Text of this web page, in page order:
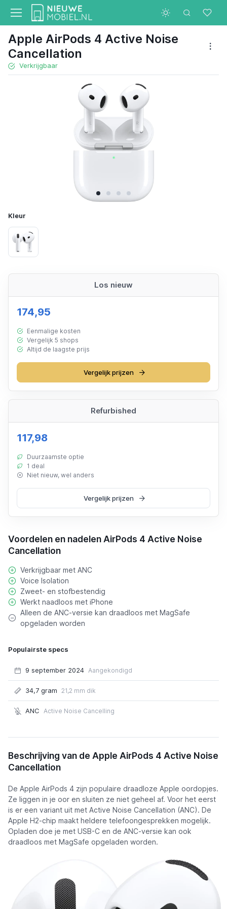
Apple AirPods 4 Active Noise
Cancellation
Verkrijgbaar
Kleur
White
Los nieuw
174,95
Eenmalige kosten
Vergelijk 5 shops
Altijd de laagste prijs
Vergelijk prijzen
Refurbished
117,98
Duurzaamste optie
1 deal
Niet nieuw, wel anders
Vergelijk prijzen
Voordelen en nadelen AirPods 4 Active Noise
Cancellation
Verkrijgbaar met ANC
Voice Isolation
Zweet- en stofbestendig
Werkt naadloos met iPhone
Alleen de ANC-versie kan draadloos met MagSafe
opgeladen worden
Populairste specs
9 september 2024 Aangekondigd
34,7 gram 21,2 mm dik
ANC Active Noise Cancelling
€ 174,95
Beschrijving van de Apple AirPods 4 Active Noise
Cancellation
De Apple AirPods 4 zijn populaire draadloze Apple oordopjes.
Ze liggen in je oor en sluiten ze niet geheel af. Voor het eerst
is er een variant uit met Active Noise Cancellation (ANC). De
Apple H2-chip maakt heldere telefoongesprekken mogelijk.
Opladen doe je met USB-C en de ANC-versie kan ook
draadloos met MagSafe opgeladen worden.